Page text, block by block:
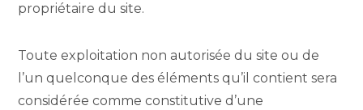
propriétaire du site.
Toute exploitation non autorisée du site ou de
l’un quelconque des éléments qu’il contient sera
considérée comme constitutive d’une